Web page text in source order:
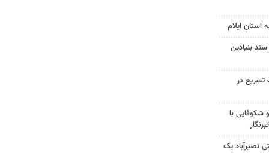
استان ایلام
بنیادین
تسریع در
با
نصیرآباد یک